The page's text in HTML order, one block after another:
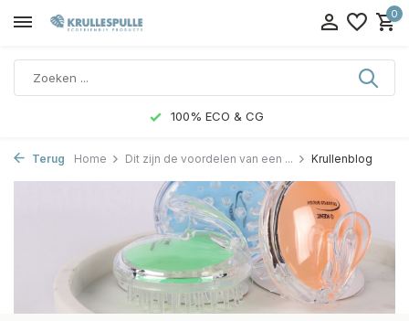
0
100% ECO & CG
Terug Home Dit zijn de voordelen van een ... Krullenblog